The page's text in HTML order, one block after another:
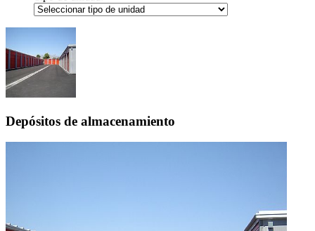
Depósitos de almacenamiento